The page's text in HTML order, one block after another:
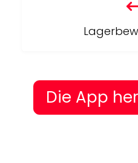
Die App